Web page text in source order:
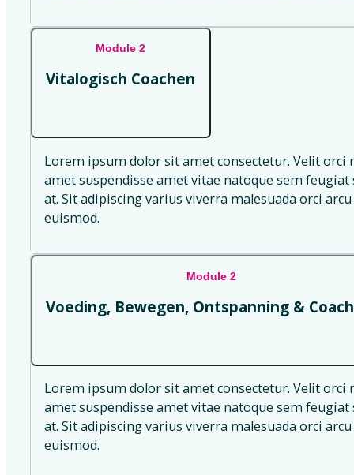
Module 2
Vitalogisch Coachen
Lorem ipsum dolor sit amet consectetur. Velit
amet suspendisse amet vitae natoque sem
at. Sit adipiscing varius viverra malesuada orci
euismod.
Module 2
Voeding, Bewegen, Ontspanning &
Lorem ipsum dolor sit amet consectetur. Velit
amet suspendisse amet vitae natoque sem
at. Sit adipiscing varius viverra malesuada orci
euismod.